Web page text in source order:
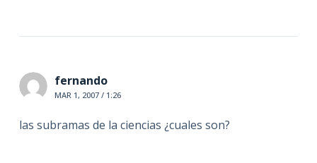
fernando
MAR 1, 2007 / 1:26
las subramas de la ciencias ¿cuales son?